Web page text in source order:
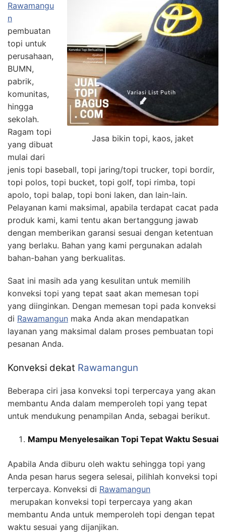
Jasa bikin topi, kaos, jaket
Rawamangu
n
pembuatan
topi untuk
perusahaan,
BUMN,
pabrik,
komunitas,
hingga
sekolah.
Ragam topi
yang dibuat
mulai dari
jenis topi baseball, topi jaring/topi trucker, topi bordir,
topi polos, topi bucket, topi golf, topi rimba, topi
apolo, topi balap, topi boni laken, dan lain-lain.
Pelayanan kami maksimal, apabila terdapat cacat pada
produk kami, kami tentu akan bertanggung jawab
dengan memberikan garansi sesuai dengan ketentuan
yang berlaku. Bahan yang kami pergunakan adalah
bahan-bahan yang berkualitas.
Saat ini masih ada yang kesulitan untuk memilih
konveksi topi yang tepat saat akan memesan topi
yang diinginkan. Dengan memesan topi pada konveksi
di Rawamangun maka Anda akan mendapatkan
layanan yang maksimal dalam proses pembuatan topi
pesanan Anda.
Konveksi dekat Rawamangun
Beberapa ciri jasa konveksi topi terpercaya yang akan
membantu Anda dalam memperoleh topi yang tepat
untuk mendukung penampilan Anda, sebagai berikut.
Mampu Menyelesaikan Topi Tepat Waktu Sesuai
Apabila Anda diburu oleh waktu sehingga topi yang
Anda pesan harus segera selesai, pilihlah konveksi topi
terpercaya. Konveksi di Rawamangun
merupakan konveksi topi terpercaya yang akan
membantu Anda untuk memperoleh topi dengan tepat
waktu sesuai yang dijanjikan.